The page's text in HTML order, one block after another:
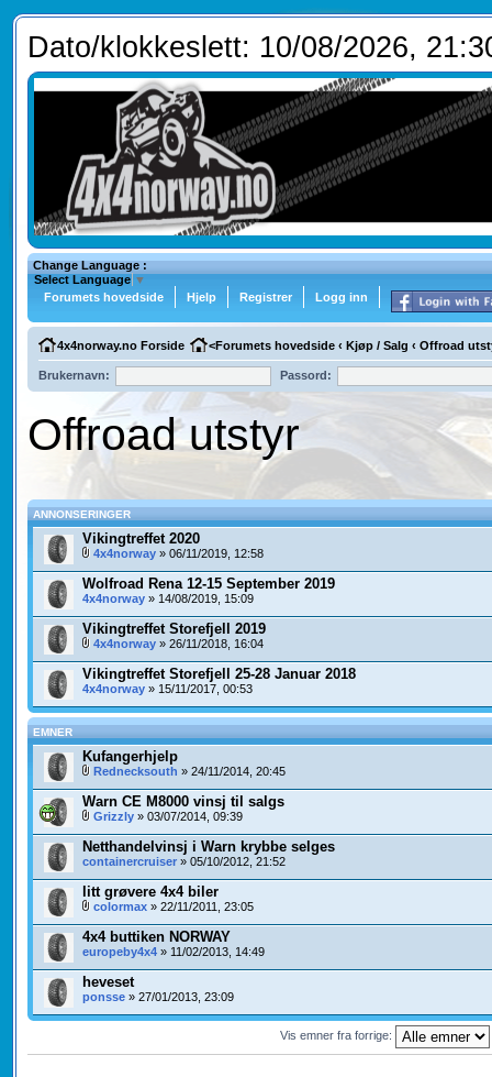
Dato/klokkeslett: 10/08/2026,
Change Language :
Select Language ▼
Forumets hovedside
Hjelp Registrer Logg inn
4x4norway.no Forside <Forumets hovedside ‹ Kjøp / Salg ‹ Offroad
Brukernavn: Passord:
Offroad utstyr
ANNONSERINGER
Vikingtreffet 2020
4x4norway» 06/11/2019, 12:58
Wolfroad Rena 12-15 September 2019
4x4norway» 14/08/2019, 15:09
Vikingtreffet Storefjell 2019
4x4norway» 26/11/2018, 16:04
Vikingtreffet Storefjell 25-28 Januar 2018
4x4norway» 15/11/2017, 00:53
EMNER
Kufangerhjelp
Rednecksouth » 24/11/2014, 20:45
Warn CE M8000 vinsj til salgs
Grizzly» 03/07/2014, 09:39
Netthandelvinsj i Warn krybbe selges
containercruiser» 05/10/2012, 21:52
litt grøvere 4x4 biler
colormax» 22/11/2011, 23:05
4x4 buttiken NORWAY
europeby4x4» 11/02/2013, 14:49
heveset
ponsse» 27/01/2013, 23:09
Vis emner fra forrige: